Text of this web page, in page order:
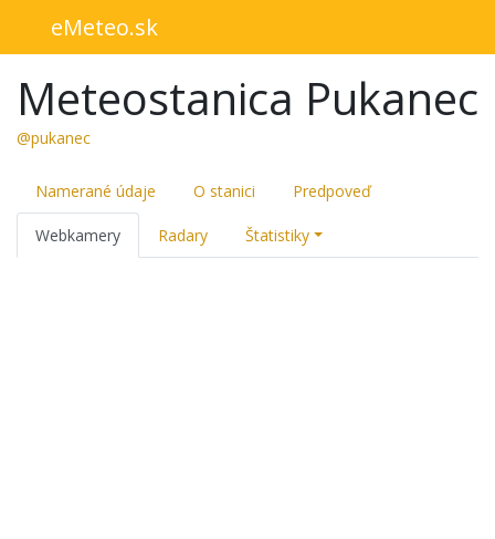
eMeteo.sk
Meteostanica Pukanec
@pukanec
Namerané údaje O stanici Predpoveď
Webkamery Radary Štatistiky